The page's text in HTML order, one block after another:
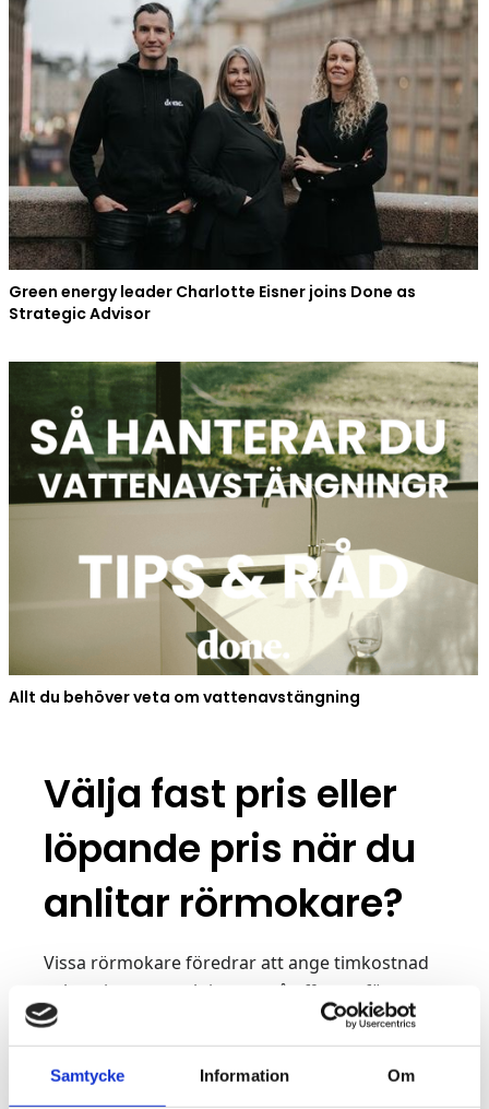
Samtycke Information Om
Green energy leader Charlotte Eisner joins Done as
Strategic Advisor
Allt du behöver veta om vattenavstängning
Välja fast pris eller
löpande pris när du
anlitar rörmokare?
Vissa rörmokare föredrar att ange timkostnad
och estimera antal timmar på offerten för att
sedan fakturera på löpande räkning. Andra
rörmokare föredrar en fast kostnad som en
klumpsumma. De allra flesta hantverkare är